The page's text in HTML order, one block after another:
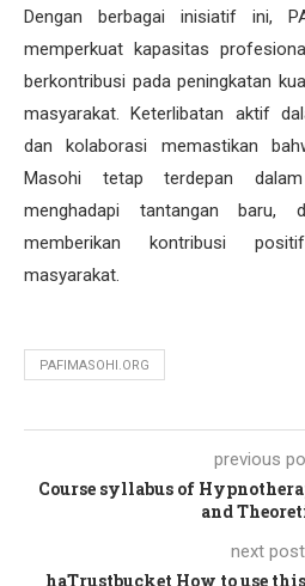
Dengan berbagai inisiatif ini,
memperkuat kapasitas
berkontribusi pada peningkatan
masyarakat. Keterlibatan aktif
dan kolaborasi memastikan
Masohi tetap terdepan
menghadapi tantangan baru,
memberikan kontribusi
masyarakat.
PAFIMASOHI.ORG
previous
Course syllabus of
and
next post
haTrustbucket How to use